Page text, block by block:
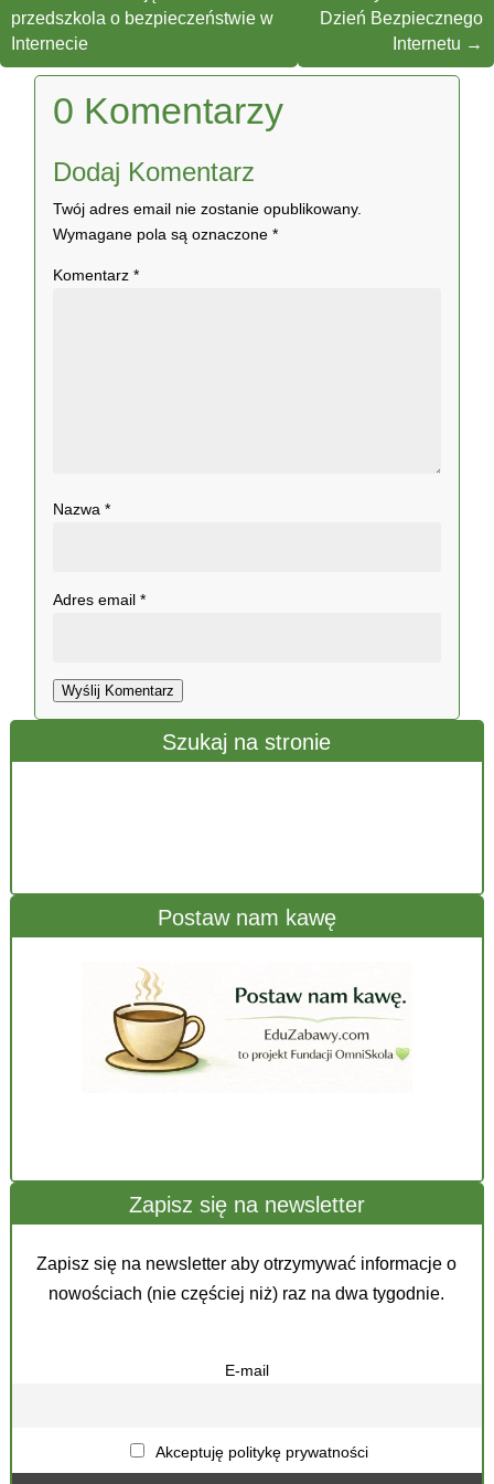
Szukaj na stronie
Postaw nam kawę
Zapisz się na newsletter
Zapisz się na newsletter aby otrzymywać informacje o
nowościach (nie częściej niż) raz na dwa tygodnie.
E-mail
Akceptuję politykę prywatności
przedszkola o bezpieczeństwie w
Internecie
Dzień Bezpiecznego
Internetu →
0 Komentarzy
Dodaj Komentarz
Twój adres email nie zostanie opublikowany.
Wymagane pola są oznaczone*
Komentarz*
Nazwa*
Adres email*
Wyślij Komentarz